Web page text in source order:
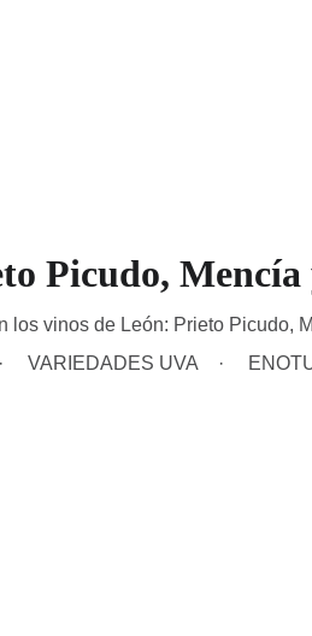
Picudo,
los vinos de León: Prieto Picudo,
VARIEDADES UVA